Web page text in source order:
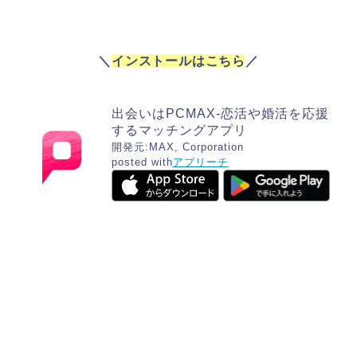
＼ インストールはこちら ／
出会いはPCMAX-恋活や婚活を応援
するマッチングアプリ
開発元: MAX, Corporation
posted withアプリーチ